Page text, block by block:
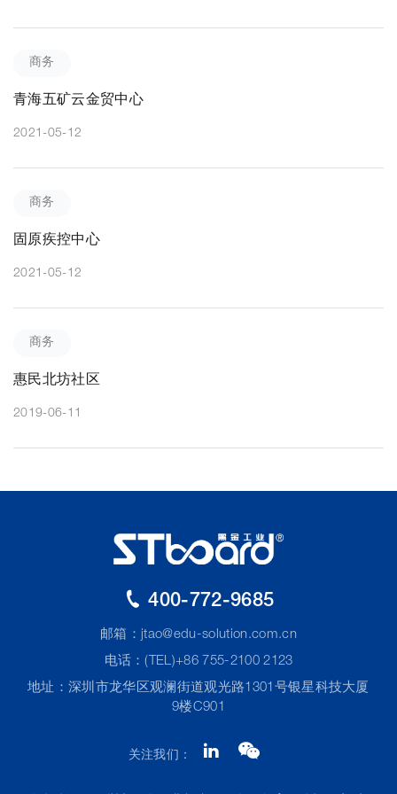
商务
青海五矿云金贸中心
2021-05-12
商务
固原疾控中心
2021-05-12
商务
惠民北坊社区
2019-06-11
400-772-9685
邮箱： jtao@edu-solution.com.cn
电话：(TEL)+86 755-2100 2123
地址：深圳市龙华区观澜街道观光路1301号银星科技大厦
9楼C901
关注我们：